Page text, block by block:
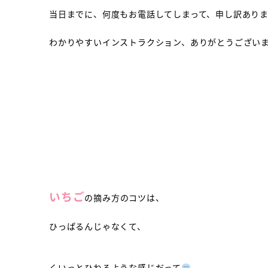
当日までに、何度もお電話してしまって、申し訳あり
わかりやすいインストラクション、ありがとうござい
いちごの摘み方のコツは、
ひっぱるんじゃなくて、